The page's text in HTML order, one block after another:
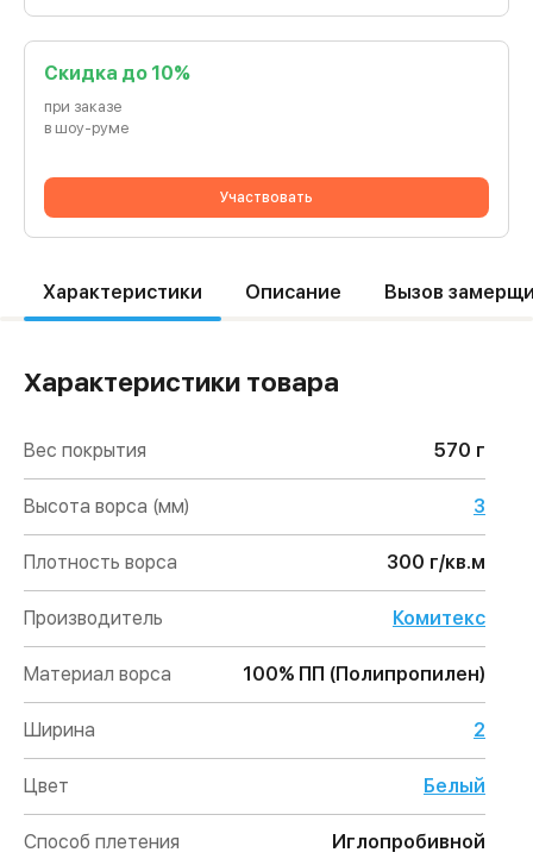
Cкидка до 10%
при заказе
в шоу-руме
Участвовать
Характеристики Описание Вызов
Характеристики товара
Вес покрытия 570 г
Высота ворса (мм) 3
Плотность ворса 300 г/кв.м
Производитель Комитекс
Материал ворса 100% ПП (Полипропилен)
Ширина 2
Цвет Белый
Способ плетения Иглопробивной